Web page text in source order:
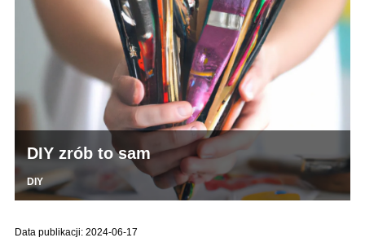
DIY zrób to sam
DIY
Data publikacji: 2024-06-17